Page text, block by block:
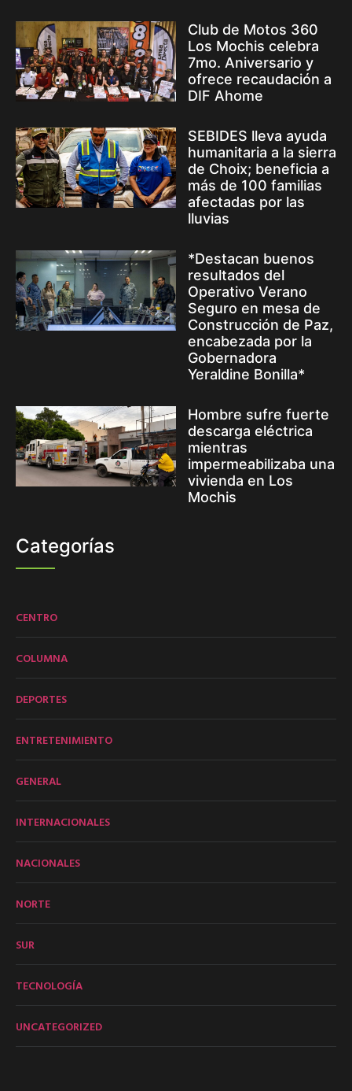
Club de Motos 360
Los Mochis celebra
7mo. Aniversario y
ofrece recaudación a
DIF Ahome
SEBIDES lleva ayuda
humanitaria a la sierra
de Choix; beneficia a
más de 100 familias
afectadas por las
lluvias
*Destacan buenos
resultados del
Operativo Verano
Seguro en mesa de
Construcción de Paz,
encabezada por la
Gobernadora
Yeraldine Bonilla*
Hombre sufre fuerte
descarga eléctrica
mientras
impermeabilizaba una
vivienda en Los
Mochis
Categorías
CENTRO
COLUMNA
DEPORTES
ENTRETENIMIENTO
GENERAL
INTERNACIONALES
NACIONALES
NORTE
SUR
TECNOLOGÍA
UNCATEGORIZED